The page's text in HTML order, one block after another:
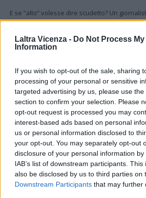
Laltra Vicenza - Do Not Process My
Information
If you wish to opt-out of the sale, sharing
processing of your personal or sensitive
targeted advertising by us, please use
section to confirm your selection. Please
opt-out request is processed you may
interest-based ads based on personal
us or personal information disclosed to
your opt-out. You may separately opt-out
disclosure of your personal information
IAB’s list of downstream participants.
also be disclosed by us to third parties on
Downstream Participants that may further
E se “alto” volesse dire scudetto? Un
quel caso sarebbe disposto a coprire il buco
un dente d’oro:“No (ride, ndr). È una parte di
pronunciato, io ho questo buco. Fa parte della
finirà la stagione”.
– Foto IPA Agency –
(ITALPRESS).
TAGS Italpress TopNewsItalia